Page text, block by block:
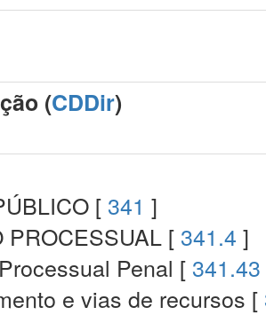
(CDDir)
[ 341 ]
PROCESSUAL [ 341.4 ]
Penal [ 341.43
e vias de recursos [